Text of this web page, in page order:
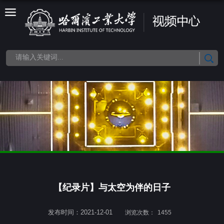
【纪录片】与太空为伴的日子
发布时间：2021-12-01 浏览次数： 1455